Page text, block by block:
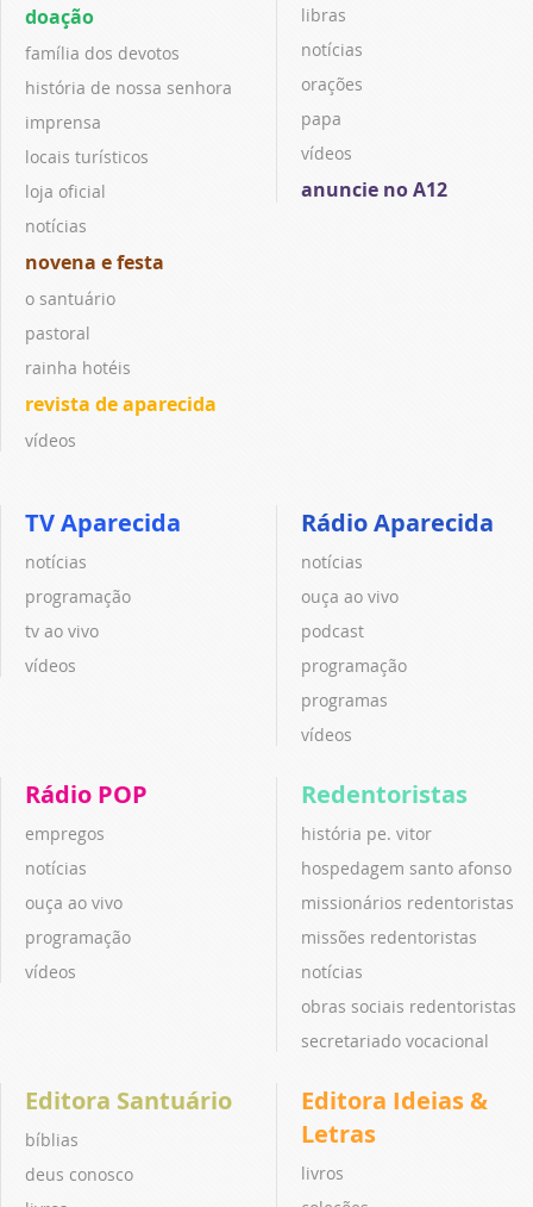
doação
família dos devotos
história de nossa senhora
imprensa
locais turísticos
loja oficial
notícias
novena e festa
o santuário
pastoral
rainha hotéis
revista de aparecida
vídeos
libras
notícias
orações
papa
vídeos
anuncie no A12
TV Aparecida
notícias
programação
tv ao vivo
vídeos
Rádio Aparecida
notícias
ouça ao vivo
podcast
programação
programas
vídeos
Rádio POP
empregos
notícias
ouça ao vivo
programação
vídeos
Redentoristas
história pe. vitor
hospedagem santo afonso
missionários redentoristas
missões redentoristas
notícias
obras sociais redentoristas
secretariado vocacional
Editora Santuário
bíblias
deus conosco
Editora Ideias &
Letras
livros